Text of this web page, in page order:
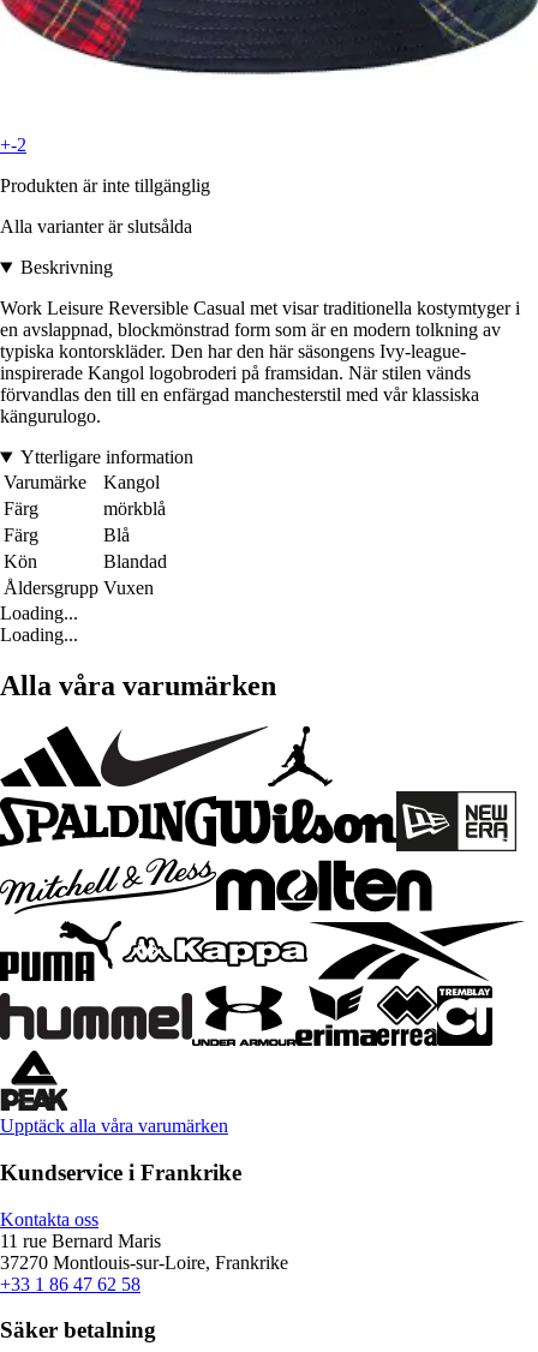
+-2
Produkten är inte tillgänglig
Alla varianter är slutsålda
Beskrivning
Work Leisure Reversible Casual met visar traditionella kostymtyger i
en avslappnad, blockmönstrad form som är en modern tolkning av
typiska kontorskläder. Den har den här säsongens Ivy-league-
inspirerade Kangol logobroderi på framsidan. När stilen vänds
förvandlas den till en enfärgad manchesterstil med vår klassiska
kängurulogo.
Ytterligare information
Varumärke
Kangol
Färg
mörkblå
Färg
Blå
Kön
Blandad
Åldersgrupp Vuxen
Loading...
Loading...
Alla våra varumärken
Upptäck alla våra varumärken
Kundservice i Frankrike
Kontakta oss
11 rue Bernard Maris
37270 Montlouis-sur-Loire, Frankrike
+33 1 86 47 62 58
Säker betalning